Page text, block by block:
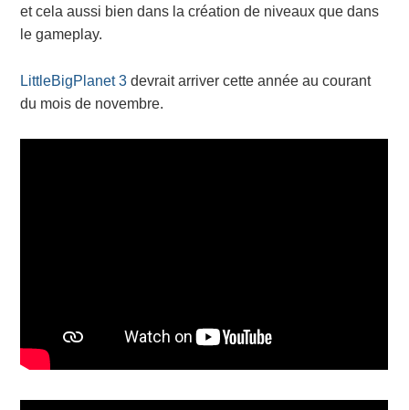
et cela aussi bien dans la création de niveaux que dans
le gameplay.
LittleBigPlanet 3 devrait arriver cette année au courant
du mois de novembre.